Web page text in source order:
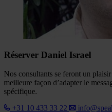
Réserver Daniel Israel
Nos consultants se feront un
meilleure façon d’adapter le
spécifique.
+31 10 433 33 22